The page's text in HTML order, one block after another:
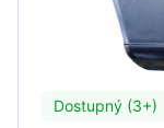
Dostupný (3+)